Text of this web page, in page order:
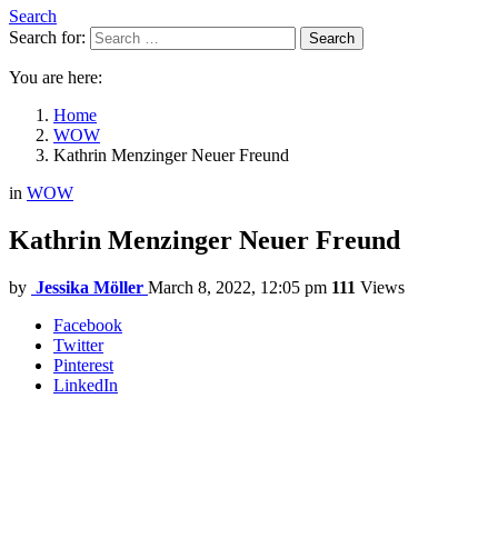
Search
Search for:
Search
You are here:
Home
WOW
Kathrin Menzinger Neuer Freund
in WOW
Kathrin Menzinger Neuer Freund
by Jessika Möller March 8, 2022, 12:05 pm 111 Views
Facebook
Twitter
Pinterest
LinkedIn